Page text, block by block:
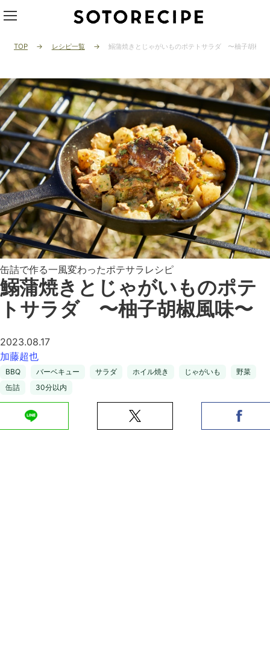
TOP レシピ一覧 鰯蒲焼きとじゃがいものポテトサラダ 〜柚子胡椒風
缶詰で作る一風変わったポテサラレシピ
鰯蒲焼きとじゃがいものポテ
トサラダ 〜柚子胡椒風味〜
2023.08.17
加藤超也
BBQ バーベキュー サラダ ホイル焼き じゃがいも
野菜
缶詰
30分以内